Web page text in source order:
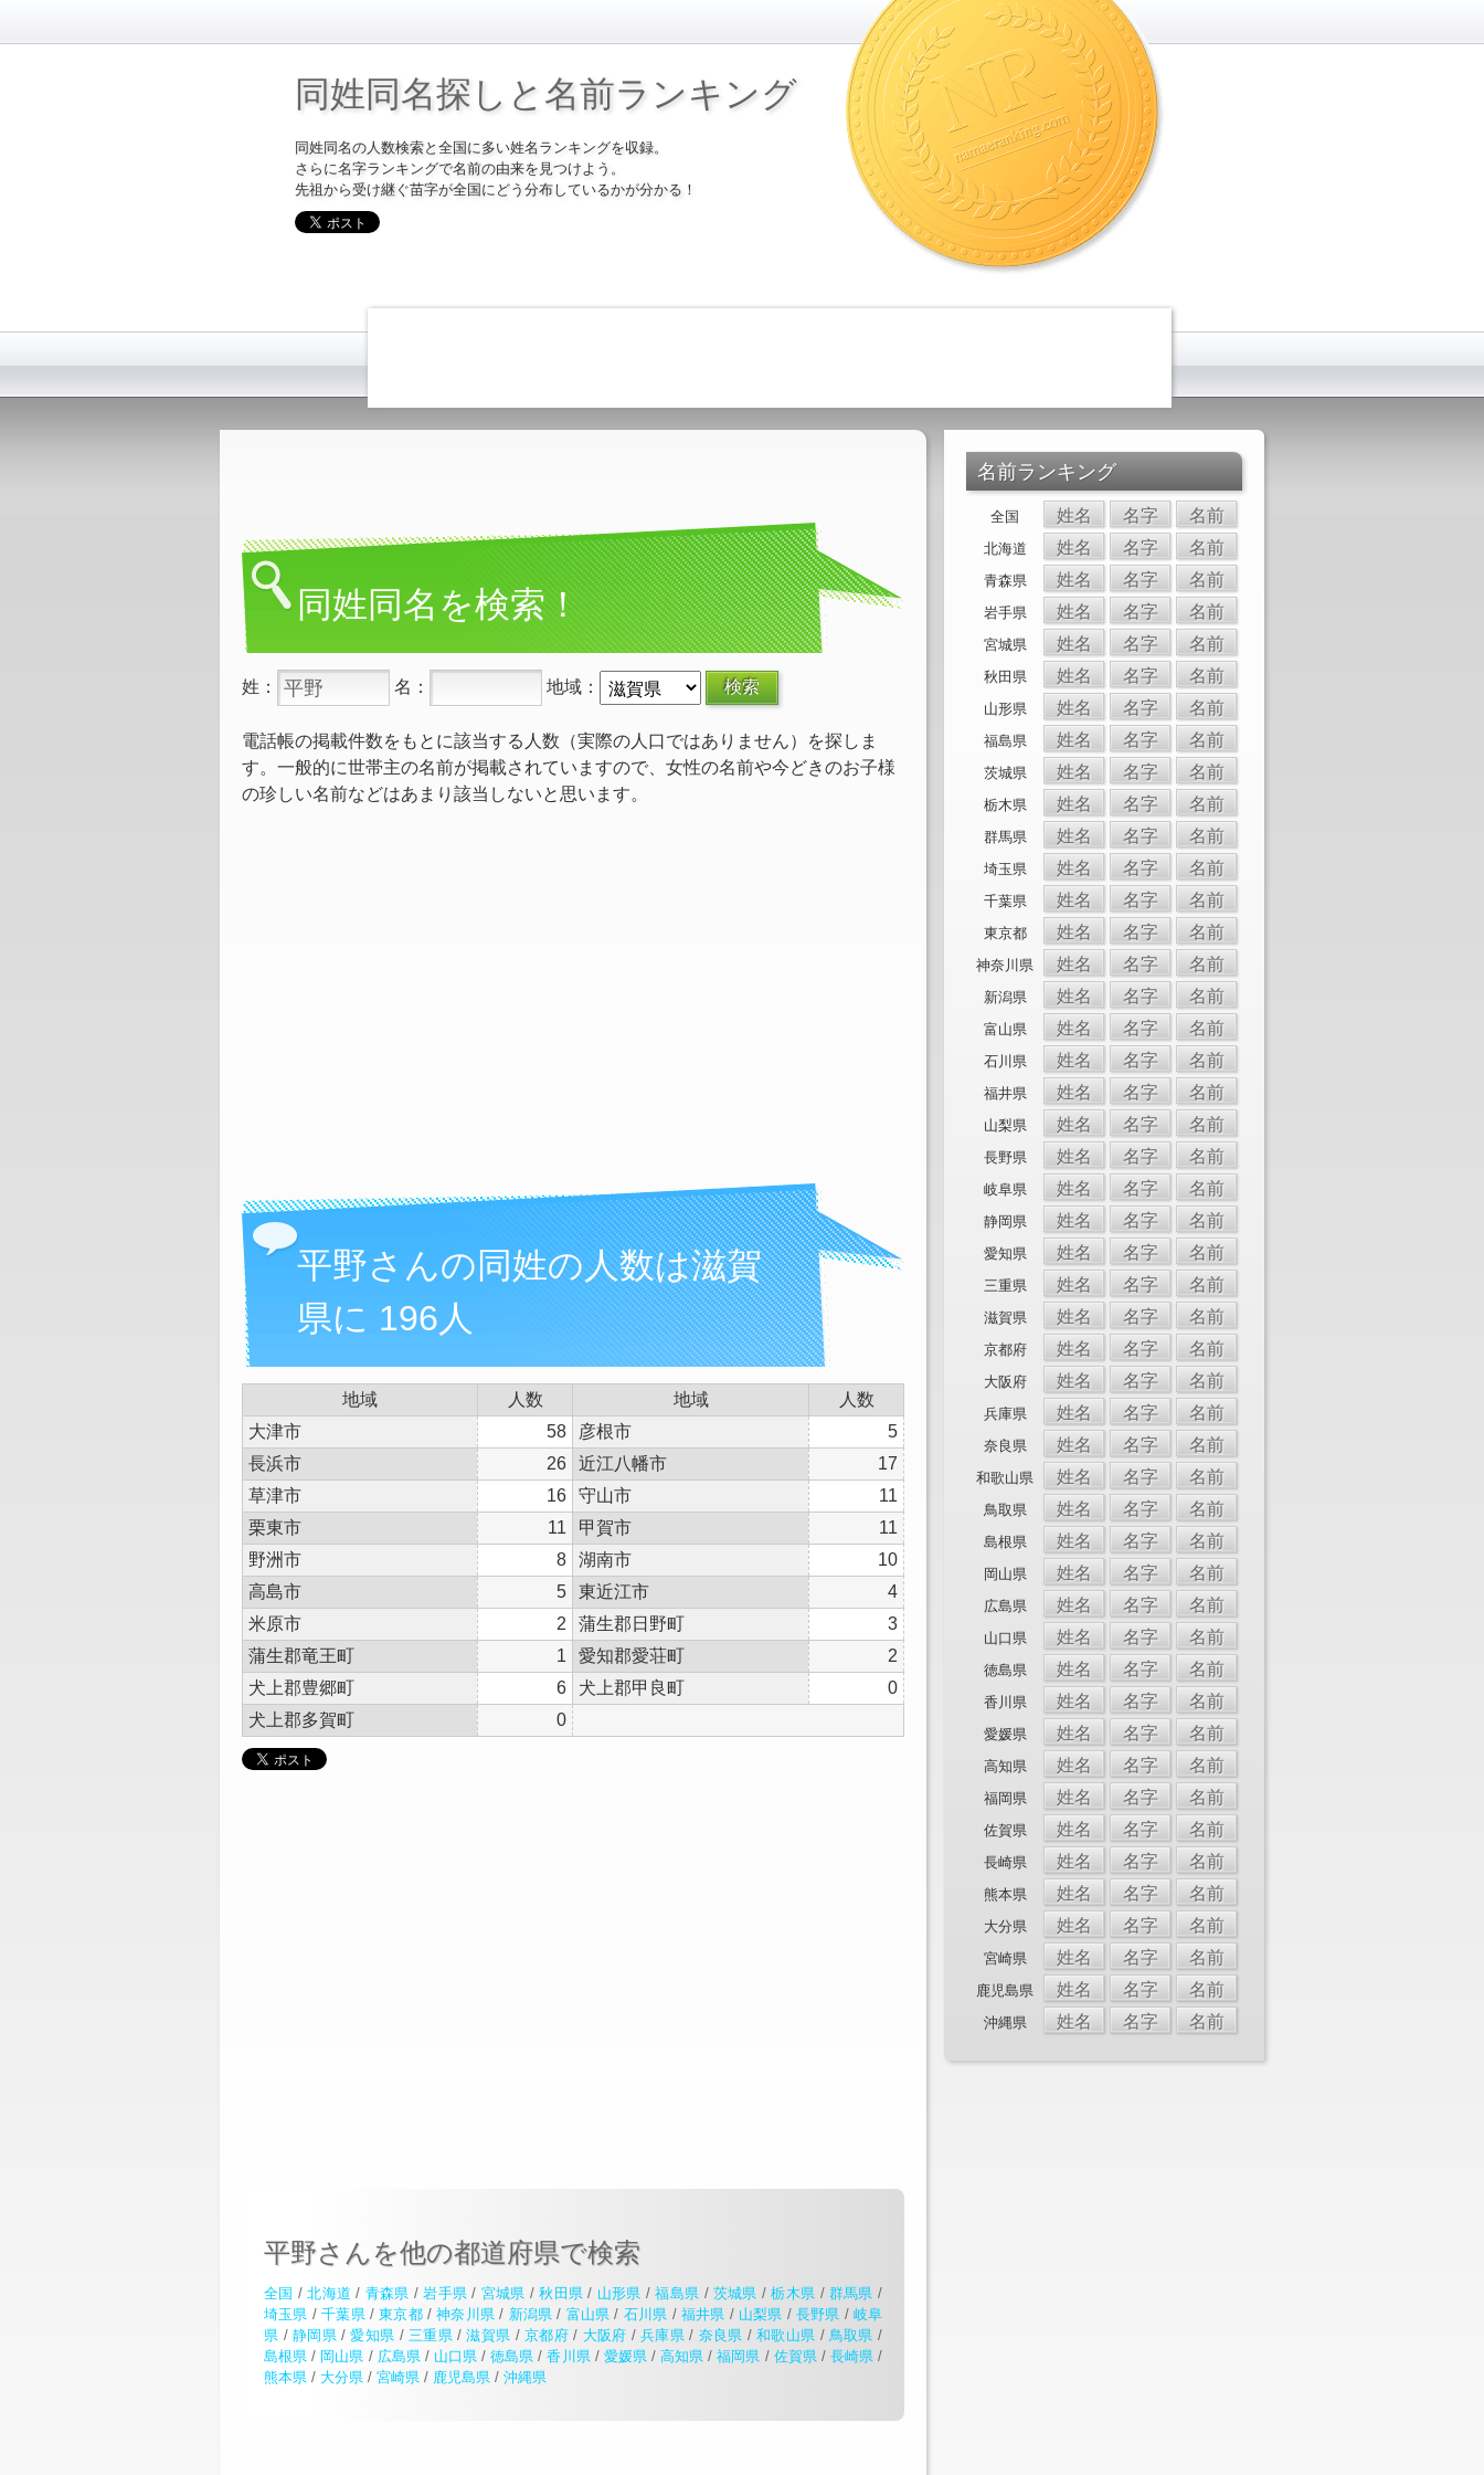
同姓同名探しと名前ランキング
同姓同名の人数検索と全国に多い姓名ランキングを収録。
さらに名字ランキングで名前の由来を見つけよう。
先祖から受け継ぐ苗字が全国にどう分布しているかが分かる！
同姓同名を検索！
姓： 名： 地域：
電話帳の掲載件数をもとに該当する人数（実際の人口ではありません）を探しま
す。一般的に世帯主の名前が掲載されていますので、女性の名前や今どきのお子様
の珍しい名前などはあまり該当しないと思います。
平野さんの同姓の人数は滋賀
県に 196人
地域 人数 地域
人数
大津市
58 彦根市
5
長浜市
26 近江八幡市
17
草津市
16 守山市
11
栗東市
11 甲賀市
11
野洲市
8 湖南市
10
高島市
5 東近江市
4
米原市
2 蒲生郡日野町
3
蒲生郡竜王町
1 愛知郡愛荘町
2
犬上郡豊郷町
6 犬上郡甲良町
0
犬上郡多賀町
0
平野さんを他の都道府県で検索
全国 /北海道 / 青森県 /岩手県 / 宮城県 /秋田県 / 山形県 /福島県 / 茨城県 /栃木県 / 群馬県 /
埼玉県 /千葉県/東京都/神奈川県 / 新潟県 / 富山県 / 石川県 / 福井県 / 山梨県 / 長野県 / 岐阜
県 / 静岡県/愛知県 / 三重県/滋賀県 / 京都府/ 大阪府 /兵庫県/ 奈良県 /和歌山県 / 鳥取県 /
島根県 / 岡山県 / 広島県/ 山口県 /徳島県 /香川県/ 愛媛県/高知県 /福岡県 / 佐賀県/ 長崎県 /
熊本県 / 大分県 / 宮崎県 / 鹿児島県 / 沖縄県
名前ランキング
全国 姓名 名字 名前
北海道 姓名 名字 名前
青森県 姓名 名字 名前
岩手県 姓名 名字 名前
宮城県 姓名 名字 名前
秋田県 姓名 名字 名前
山形県 姓名 名字 名前
福島県 姓名 名字 名前
茨城県 姓名 名字 名前
栃木県 姓名 名字 名前
群馬県 姓名 名字 名前
埼玉県 姓名 名字 名前
千葉県 姓名 名字 名前
東京都 姓名 名字 名前
神奈川県 姓名 名字 名前
新潟県 姓名 名字 名前
富山県 姓名 名字 名前
石川県 姓名 名字 名前
福井県 姓名 名字 名前
山梨県 姓名 名字 名前
長野県 姓名 名字 名前
岐阜県 姓名 名字 名前
静岡県 姓名 名字 名前
愛知県 姓名 名字 名前
三重県 姓名 名字 名前
滋賀県 姓名 名字 名前
京都府 姓名 名字 名前
大阪府 姓名 名字 名前
兵庫県 姓名 名字 名前
奈良県 姓名 名字 名前
和歌山県 姓名 名字 名前
鳥取県 姓名 名字 名前
島根県 姓名 名字 名前
岡山県 姓名 名字 名前
広島県 姓名 名字 名前
山口県 姓名 名字 名前
徳島県 姓名 名字 名前
香川県 姓名 名字 名前
愛媛県 姓名 名字 名前
高知県 姓名 名字 名前
福岡県 姓名 名字 名前
佐賀県 姓名 名字 名前
長崎県 姓名 名字 名前
熊本県 姓名 名字 名前
大分県 姓名 名字 名前
宮崎県 姓名 名字 名前
鹿児島県 姓名 名字 名前
沖縄県 姓名 名字 名前